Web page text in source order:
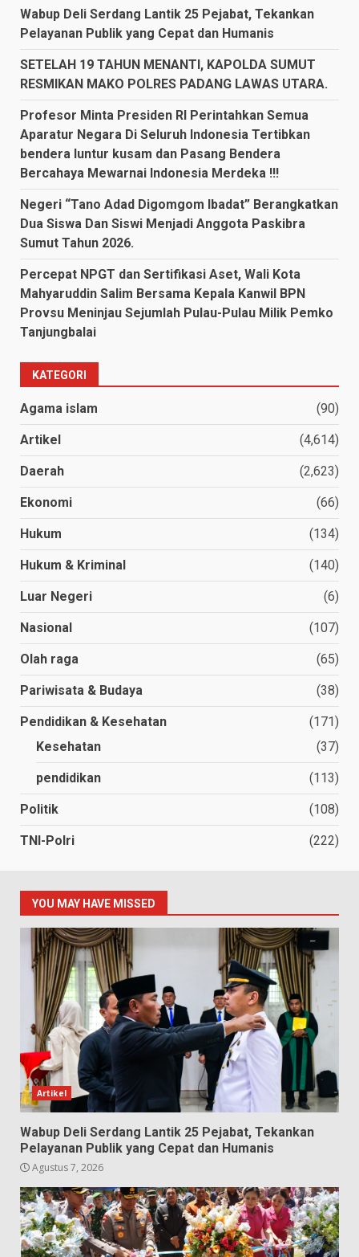
Wabup Deli Serdang Lantik 25 Pejabat, Tekankan
Pelayanan Publik yang Cepat dan Humanis
SETELAH 19 TAHUN MENANTI, KAPOLDA SUMUT
RESMIKAN MAKO POLRES PADANG LAWAS UTARA.
Profesor Minta Presiden RI Perintahkan Semua
Aparatur Negara Di Seluruh Indonesia Tertibkan
bendera luntur kusam dan Pasang Bendera
Bercahaya Mewarnai Indonesia Merdeka !!!
Negeri “Tano Adad Digomgom Ibadat” Berangkatkan
Dua Siswa Dan Siswi Menjadi Anggota Paskibra
Sumut Tahun 2026.
Percepat NPGT dan Sertifikasi Aset, Wali Kota
Mahyaruddin Salim Bersama Kepala Kanwil BPN
Provsu Meninjau Sejumlah Pulau-Pulau Milik Pemko
Tanjungbalai
KATEGORI
Agama islam (90)
Artikel (4,614)
Daerah (2,623)
Ekonomi (66)
Hukum (134)
Hukum & Kriminal (140)
Luar Negeri (6)
Nasional (107)
Olah raga (65)
Pariwisata & Budaya (38)
Pendidikan & Kesehatan
(171)
Kesehatan
(37)
pendidikan (113)
Politik (108)
TNI-Polri (222)
YOU MAY HAVE MISSED
Artikel
Wabup Deli Serdang Lantik 25 Pejabat, Tekankan
Pelayanan Publik yang Cepat dan Humanis
Agustus 7, 2026